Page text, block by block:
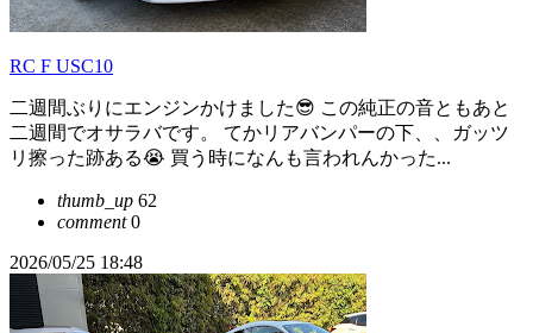
RC F USC10
二週間ぶりにエンジンかけました😎 この純正の音ともあと
二週間でオサラバです。 てかリアバンパーの下、、ガッツ
リ擦った跡ある😭 買う時になんも言われんかった...
thumb_up 62
comment0
2026/05/25 18:48